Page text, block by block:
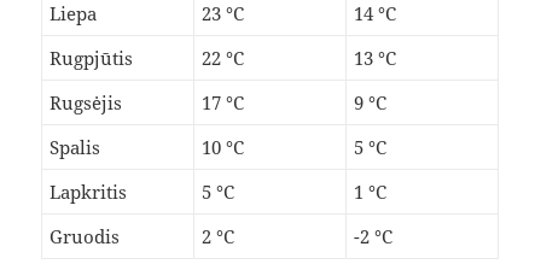
Liepa
23 °C
14 °C
Rugpjūtis
22 °C
13 °C
Rugsėjis
17 °C
9 °C
Spalis
10 °C
5 °C
Lapkritis
5 °C
1 °C
Gruodis
2 °C -2 °C